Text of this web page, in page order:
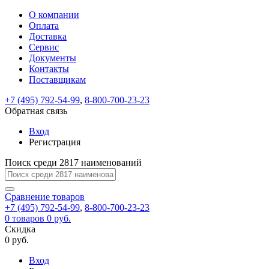
ВходРегистрация
Только
test@example.com
отправлена
по
ней
для
регистрации.
Ок
Только
Запомнить
меня
Забыли
Восстановление
пароля
Заполните
форму.
Мы
отправим
ссылку
на
указанный
электронный
адрес,
перейдя
по
которой
вы
новый
На
вашу
test@test.ru
отправлена
ссылка.
Перейдите
по
для
смены
пароля.
Введите
новый
пароль
Сменить
Пароль
успешно
Войти
Обратная
связь
Сообщение
пользовательского
соглашения
Ваше
сообщение
успешно
О компании
Оплата
Доставка
Сервис
Документы
Контакты
Поставщикам
+7 (495) 792-54-99, 8-800-700-23-23
Обратная связь
Вход
Регистрация
Поиск среди 2817 наименований
Сравнение товаров
+7 (495) 792-54-99, 8-800-700-23-23
0 товаров 0 руб.
Скидка
0 руб.
Вход